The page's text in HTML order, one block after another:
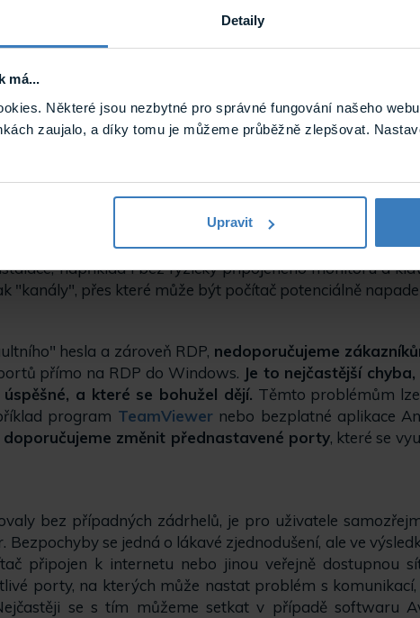
Detaily
má...
Některé jsou nezbytné pro správné fungování našeho
zaujalo, a díky tomu je můžeme průběžně zlepšovat.
Upravit
do systému používáme u nás "vžitá"
to kvůli rychlosti jejich zadávání před a během
počítače na instalaci nikdy nezmění – tímto
a různých robotů fungujících na internetu.
Z tohoto
heslo
, ideálně podle pravidel pro silná hesla tj. použijte
jeho nastavení dle Vámi zvolených preferencí).
a povoleným protokolem RDP
velkému využití v offline systémech. Našim
například i bez fyzicky připojeného monitoru a
"kanály", přes které může být počítač potenciálně
hesla a zároveň RDP, nedoporučujeme
přímo na RDP do Windows. Je to nejčastější
a které se bohužel dějí. Těmto problémům
program TeamViewer nebo bezplatné aplikace
doporučujeme změnit přednastavené porty, které se
bez případných zádrhelů, je pro uživatele
se jedná o lákavé zjednodušení, ale ve
připojen k internetu nebo jinou veřejně dostupnou
porty, na kterých může nastat problém s
se s tím můžeme setkat v případě softwaru